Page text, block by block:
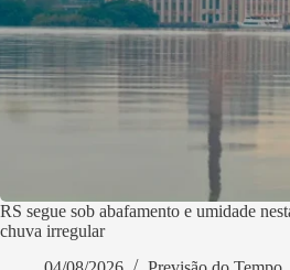
RS segue sob abafamento e umidade
chuva irregular